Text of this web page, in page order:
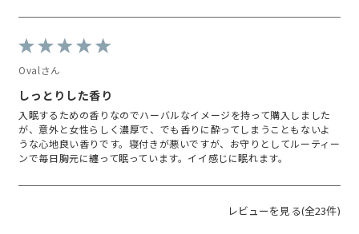
Ovalさん
しっとりした香り
入眠するための香りなのでハーバルなイメージを持って購入しました
が、意外と女性らしく濃厚で、でも香りに酔ってしまうこともないよ
うな心地良い香りです。寝付きが悪いですが、お守りとしてルーティー
ンで毎日胸元に纏って眠っています。イイ感じに眠れます。
レビューを見る(全23件)